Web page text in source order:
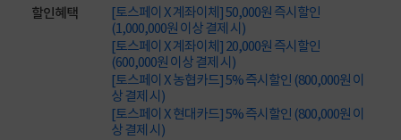
할인혜택
[토스페이 X 계좌이체] 50,000원 즉시할인
(1,000,000원 이상 결제 시)
[토스페이 X 계좌이체] 20,000원 즉시할인
(600,000원 이상 결제 시)
[토스페이 X 농협카드] 5% 즉시할인 (800,000원 이
상 결제 시)
[토스페이 X 현대카드] 5% 즉시할인 (800,000원 이
상 결제 시)